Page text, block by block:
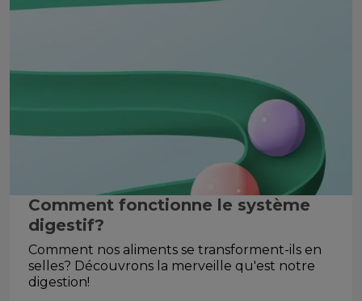
Comment fonctionne le système
digestif?
Comment nos aliments se transforment-ils en
selles? Découvrons la merveille qu'est notre
digestion!